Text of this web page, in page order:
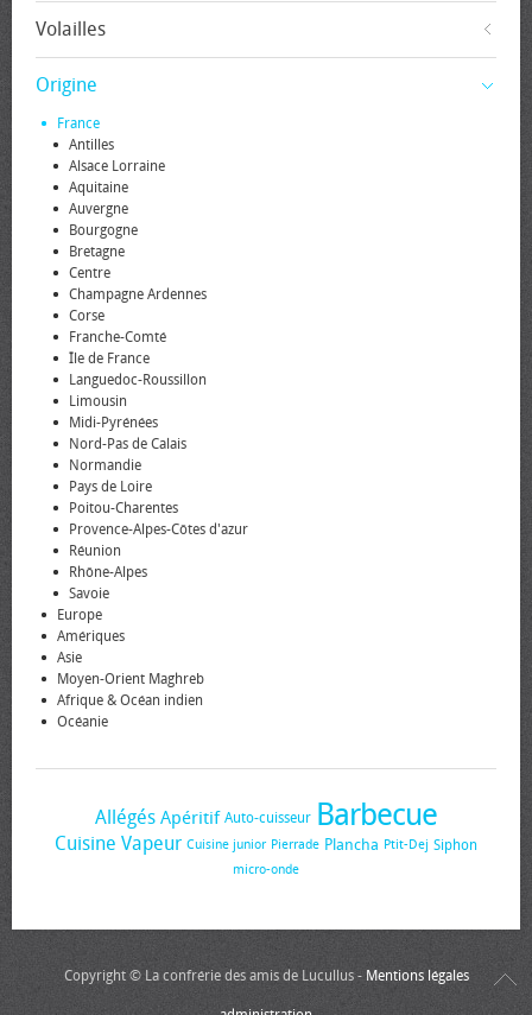
Volailles
Origine
France
Antilles
Alsace Lorraine
Aquitaine
Auvergne
Bourgogne
Bretagne
Centre
Champagne Ardennes
Corse
Franche-Comté
Île de France
Languedoc-Roussillon
Limousin
Midi-Pyrénées
Nord-Pas de Calais
Normandie
Pays de Loire
Poitou-Charentes
Provence-Alpes-Côtes d'azur
Réunion
Rhône-Alpes
Savoie
Europe
Amériques
Asie
Moyen-Orient Maghreb
Afrique & Océan indien
Océanie
Allégés Apéritif Auto-cuisseur Barbecue
Cuisine Vapeur Cuisine junior Pierrade Plancha Ptit-Dej Siphon
micro-onde
Copyright © La confrérie des amis de Lucullus - Mentions légales